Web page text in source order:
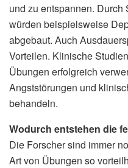
und zu entspannen.
würden beispielsweise
abgebaut. Auch
Vorteilen. Klinische
Übungen erfolgreich
Angststörungen und
behandeln.
Wodurch entstehen die
Die Forscher sind immer
Art von Übungen so